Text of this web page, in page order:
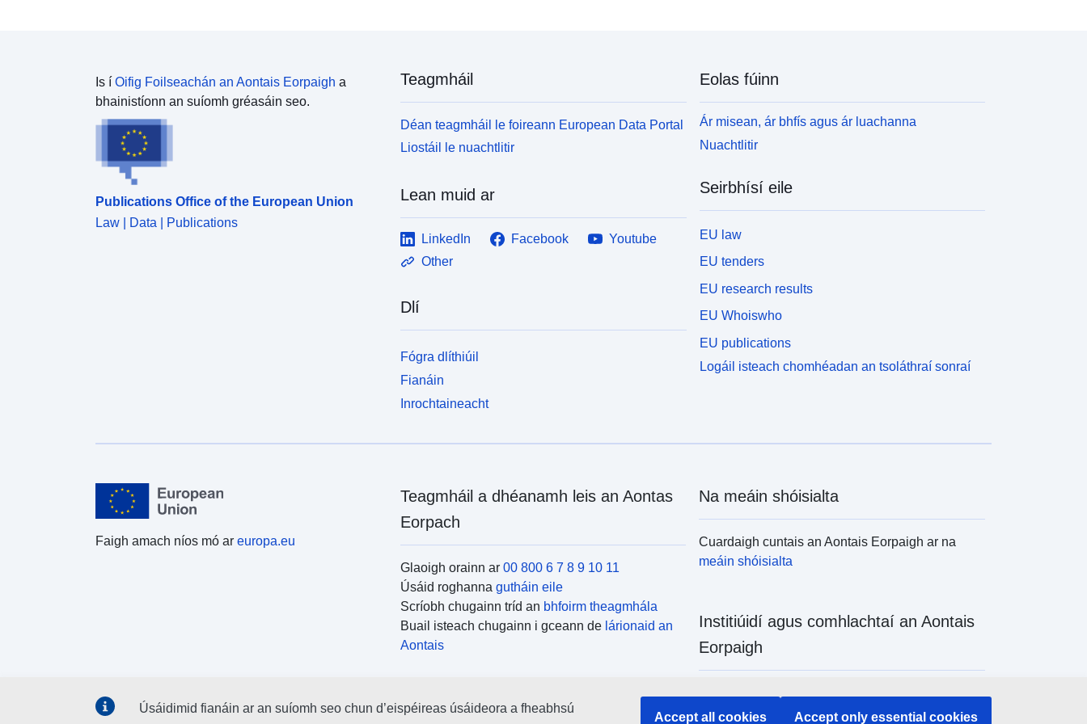
Is í Oifig Foilseachán an Aontais Eorpaigh a
bhainistíonn an suíomh gréasáin seo.
Publications Office of the European Union
Law | Data | Publications
Teagmháil
Déan teagmháil le foireann European Data Portal
Liostáil le nuachtlitir
Lean muid ar
LinkedIn Facebook
Youtube
Other
Dlí
Fógra dlíthiúil
Fianáin
Inrochtaineacht
Eolas fúinn
Ár misean, ár bhfís agus ár luachanna
Nuachtlitir
Seirbhísí eile
EU law
EU tenders
EU research results
EU Whoiswho
EU publications
Logáil isteach chomhéadan an tsoláthraí sonraí
Faigh amach níos mó ar europa.eu
Teagmháil a dhéanamh leis an Aontas
Eorpach
Glaoigh orainn ar 00 800 6 7 8 9 10 11
Úsáid roghanna gutháin eile
Scríobh chugainn tríd an bhfoirm theagmhála
Buail isteach chugainn i gceann de lárionaid an
Aontais
Na meáin shóisialta
Cuardaigh cuntais an Aontais Eorpaigh ar na
meáin shóisialta
Institiúidí agus comhlachtaí an Aontais
Eorpaigh
uile de chuid an Aontais Eorpaigh
Úsáidimid fianáin ar an suíomh seo chun d’eispéireas úsáideora a fheabhsú
Accept all cookies Accept only essential cookies